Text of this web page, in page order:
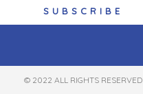
SUBSCRIBE
© 2022 ALL RIGHTS RESERVED​